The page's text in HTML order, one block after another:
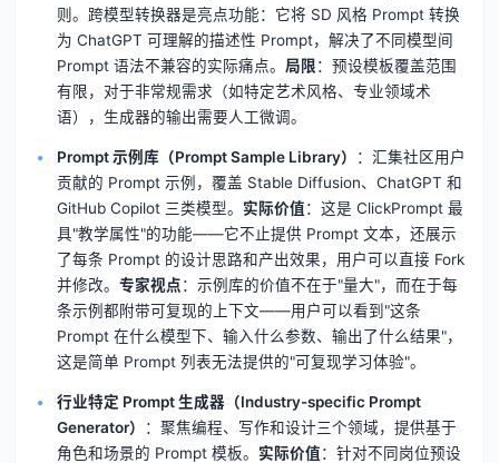
则。跨模型转换器是亮点功能：它将 SD 风格 Prompt 转换
为 ChatGPT 可理解的描述性 Prompt，解决了不同模型间
Prompt 语法不兼容的实际痛点。 局限：预设模板覆盖范围
有限，对于非常规需求（如特定艺术风格、专业领域术
语），生成器的输出需要人工微调。
Prompt 示例库（Prompt Sample Library）
：汇集社区用户
贡献的 Prompt 示例，覆盖 Stable Diffusion、ChatGPT 和
GitHub Copilot 三类模型。 实际价值：这是 ClickPrompt 最
具"教学属性"的功能——它不止提供 Prompt 文本，还展示
了每条 Prompt 的设计思路和产出效果，用户可以直接 Fork
并修改。 专家视点：示例库的价值不在于"量大"，而在于每
条示例都附带可复现的上下文——用户可以看到"这条
Prompt 在什么模型下、输入什么参数、输出了什么结果"，
这是简单 Prompt 列表无法提供的"可复现学习体验"。
行业特定 Prompt 生成器（Industry-specific Prompt
Generator）
：聚焦编程、写作和设计三个领域，提供基于
角色和场景的 Prompt 模板。 实际价值：针对不同岗位预设